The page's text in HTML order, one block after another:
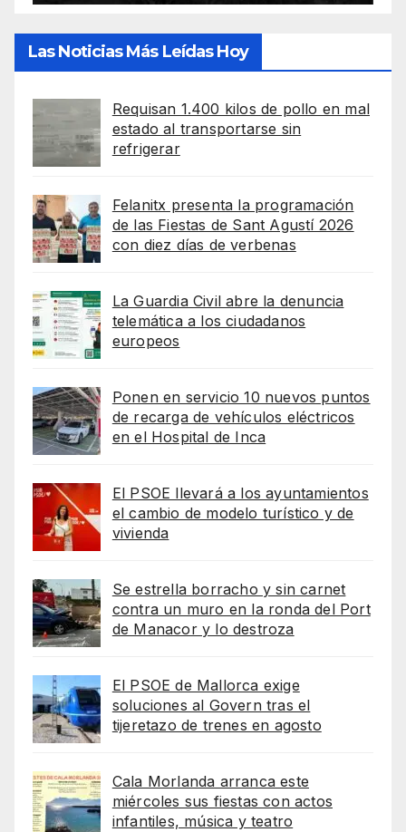
Las Noticias Más Leídas Hoy
Requisan 1.400 kilos de pollo en mal
estado al transportarse sin
refrigerar
Felanitx presenta la programación
de las Fiestas de Sant Agustí 2026
con diez días de verbenas
La Guardia Civil abre la denuncia
telemática a los ciudadanos
europeos
Ponen en servicio 10 nuevos puntos
de recarga de vehículos eléctricos
en el Hospital de Inca
El PSOE llevará a los ayuntamientos
el cambio de modelo turístico y de
vivienda
Se estrella borracho y sin carnet
contra un muro en la ronda del Port
de Manacor y lo destroza
El PSOE de Mallorca exige
soluciones al Govern tras el
tijeretazo de trenes en agosto
Cala Morlanda arranca este
miércoles sus fiestas con actos
infantiles, música y teatro